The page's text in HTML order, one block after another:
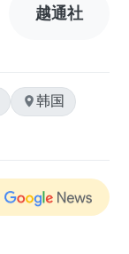
越通社
韩国